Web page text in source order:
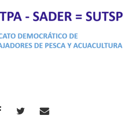
FACEBOOKTWITTERCORREO